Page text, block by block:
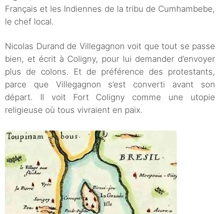
Français et les Indiennes de la tribu de Cumhambebe,
le chef local.
Nicolas Durand de Villegagnon voit que tout se passe
bien, et écrit à Coligny, pour lui demander d’envoyer
plus de colons. Et de préférence des protestants,
parce que Villegagnon s’est converti avant son
départ. Il voit Fort Coligny comme une utopie
religieuse où tous vivraient en paix.